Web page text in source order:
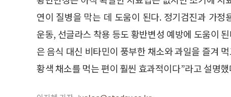
연이 질병을 막는 데 도움이 된다. 정기검진과 가
운동, 선글라스 착용 등도 황반변성 예방에 도움이
은 음식 대신 비타민이 풍부한 채소와 과일을 즐겨
황색 채소를 먹는 편이 훨씬 효과적이다”라고 설명했